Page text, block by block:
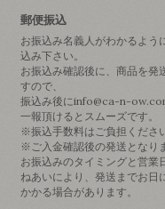
郵便振込
お振込み名義人がわかるよう
込み下さい。
お振込み確認後に、商品を発
すので、
振込み後にinfo@ca-n-
一報頂けるとスムーズです。
※振込手数料はご負担くださ
※ご入金確認後の発送となり
お振込みのタイミングと営業
ねあいにより、発送までお日
かかる場合があります。